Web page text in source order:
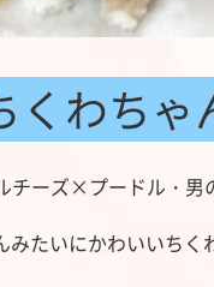
くわちゃ
チーズ×プードル・男
みたいにかわいいちく